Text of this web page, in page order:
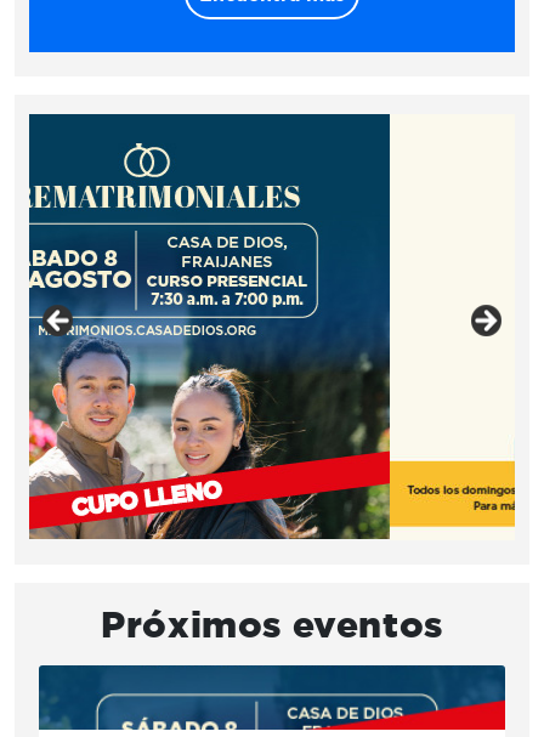
Próximos eventos